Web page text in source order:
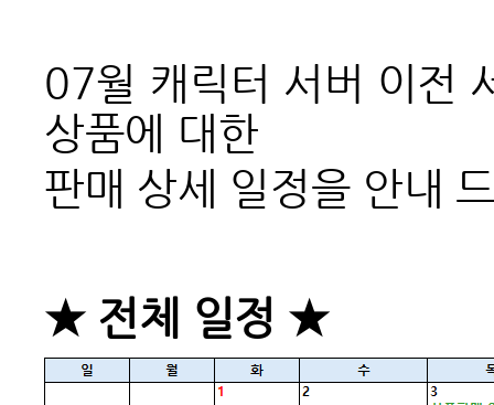
07월 캐릭터 서버 이전
상품에 대한
판매 상세 일정을 안내
★ 전체 일정 ★